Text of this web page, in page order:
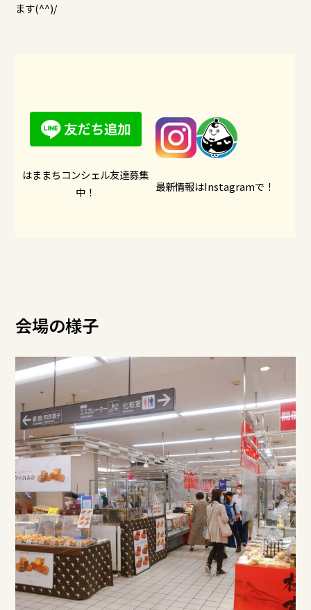
ます(^^)/
はままちコンシェル友達募集
中！
最新情報はInstagramで！
会場の様子